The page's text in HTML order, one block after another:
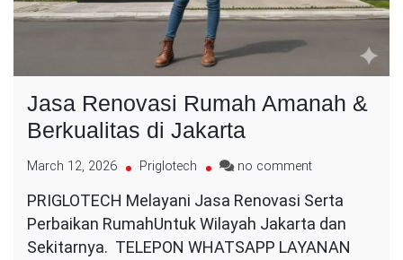
Jasa Renovasi Rumah Amanah &
Berkualitas di Jakarta
March 12, 2026 Priglotech no commenton
Renovasi
Rumah
Amanah
PRIGLOTECH Melayani Jasa Renovasi Serta
Perbaikan RumahUntuk Wilayah Jakarta dan
Sekitarnya. TELEPON WHATSAPP LAYANAN